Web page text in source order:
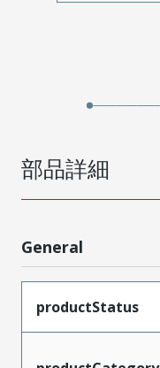
部品詳細
General
productStatus